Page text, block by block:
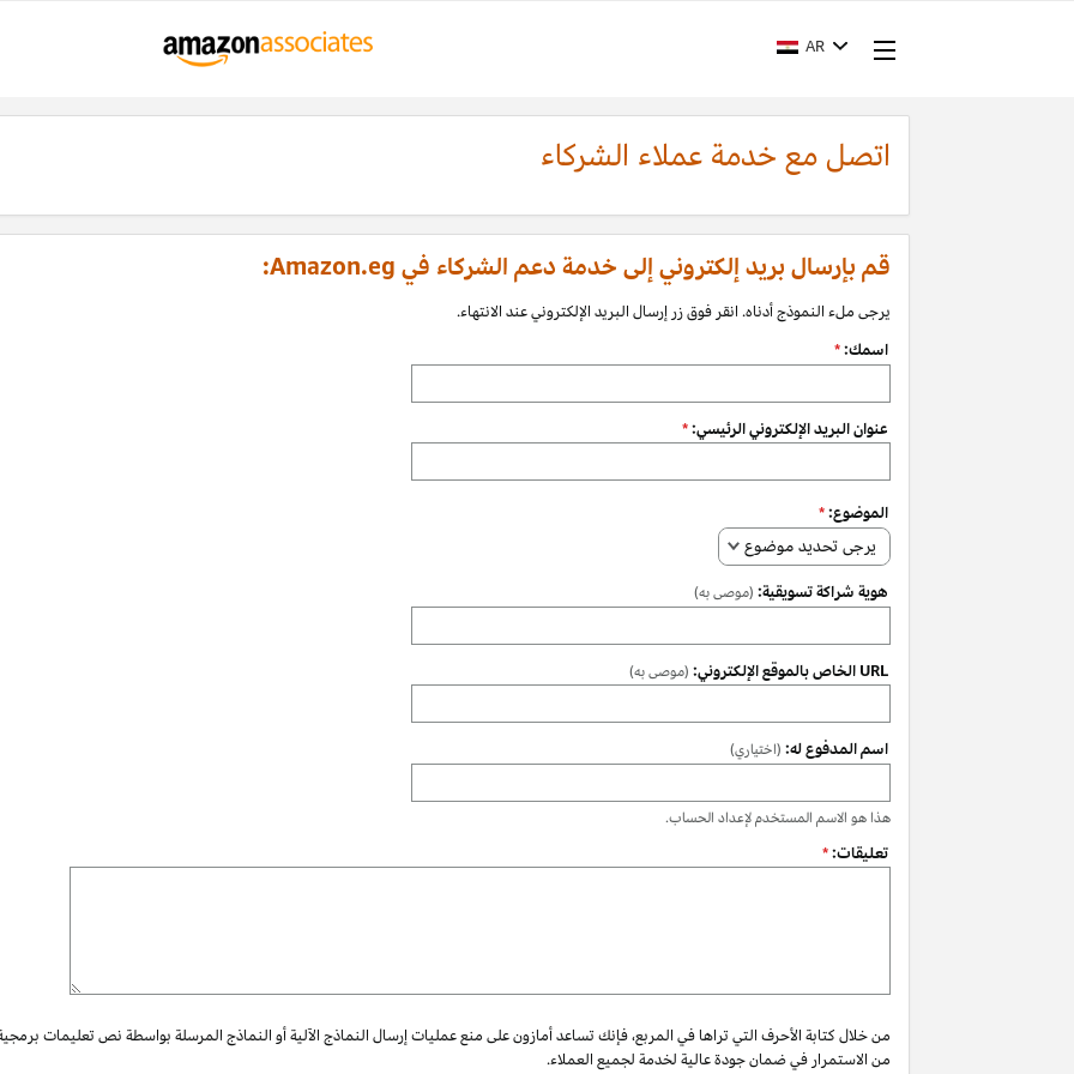
AR
اتصل مع خدمة عملاء الشركاء
قم بإرسال بريد إلكتروني إلى خدمة دعم الشركاء في Amazon.eg:
يرجى ملء النموذج أدناه. انقر فوق زر إرسال البريد الإلكتروني عند الانتهاء.
اسمك:*
عنوان البريد الإلكتروني الرئيسي:*
الموضوع:*
يرجى تحديد موضوع
هوية شراكة تسويقية: (موصى به)
URL الخاص بالموقع الإلكتروني: (موصى به)
اسم المدفوع له: (اختياري)
هذا هو الاسم المستخدم لإعداد الحساب.
تعليقات:*
من خلال كتابة الأحرف التي تراها في المربع، فإنك تساعد أمازون على منع عمليات إرسال النماذج الآلية أو النماذج المرسلة بواسطة نص تعليمات
من الاستمرار في ضمان جودة عالية لخدمة لجميع العملاء.